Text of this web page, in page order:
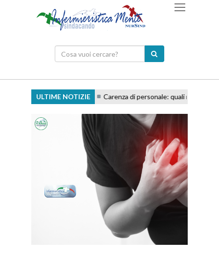
ULTIME NOTIZIE Carenza di personale: quali